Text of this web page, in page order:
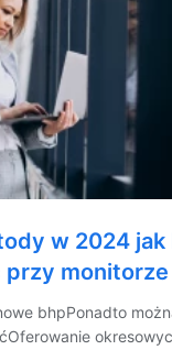
w 2024 jak
przy monitorze
bhpPonadto